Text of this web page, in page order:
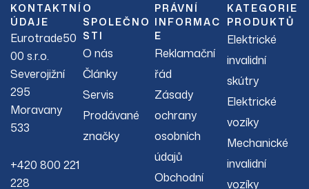
KONTAKTNÍ
ÚDAJE
Eurotrade50
00 s.r.o.
Severojižní
295
Moravany
533
+420 800 221
228
O
SPOLEČNO
STI
O nás
Články
Servis
Prodávané
značky
PRÁVNÍ
INFORMAC
E
Reklamační
řád
Zásady
ochrany
osobních
údajů
Obchodní
KATEGORIE
PRODUKTŮ
Elektrické
invalidní
skútry
Elektrické
vozíky
Mechanické
invalidní
vozíky